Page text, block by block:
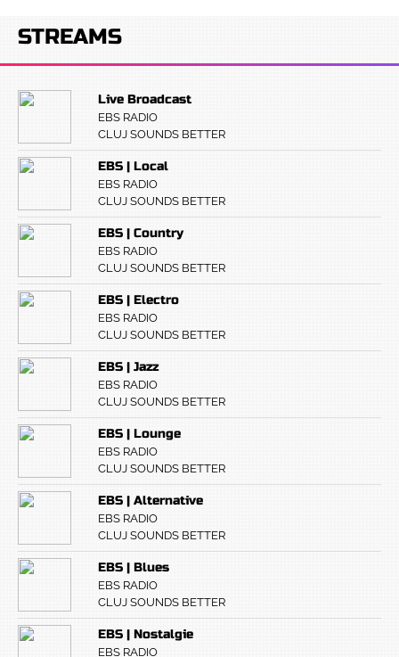
STREAMS
Live Broadcast
EBS RADIO
CLUJ SOUNDS BETTER
EBS | Local
EBS RADIO
CLUJ SOUNDS BETTER
EBS | Country
EBS RADIO
CLUJ SOUNDS BETTER
EBS | Electro
EBS RADIO
CLUJ SOUNDS BETTER
EBS | Jazz
EBS RADIO
CLUJ SOUNDS BETTER
EBS | Lounge
EBS RADIO
CLUJ SOUNDS BETTER
EBS | Alternative
EBS RADIO
CLUJ SOUNDS BETTER
EBS | Blues
EBS RADIO
CLUJ SOUNDS BETTER
EBS | Nostalgie
EBS RADIO